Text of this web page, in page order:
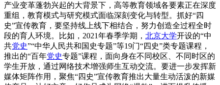
产业变革蓬勃兴起的大背景下，高等教育领域各要素正在深度
重组，教育模式与研究模式面临深刻变化与转型。抓好“四
史”宣传教育，要坚持线上线下相结合，努力创造全过程全时
段的育人环境。比如，2021年春季学期， 北京大学开设的“中
共党史”“中华人民共和国史专题”等19门“四史”类专题课程，
推出的“百年党史专题”课程，面向身在不同校区、不同时区的
学生开放，通过网络技术增强师生互动交流。要进一步发挥新
媒体矩阵作用，聚焦“四史”宣传教育推出大量生动活泼的新媒